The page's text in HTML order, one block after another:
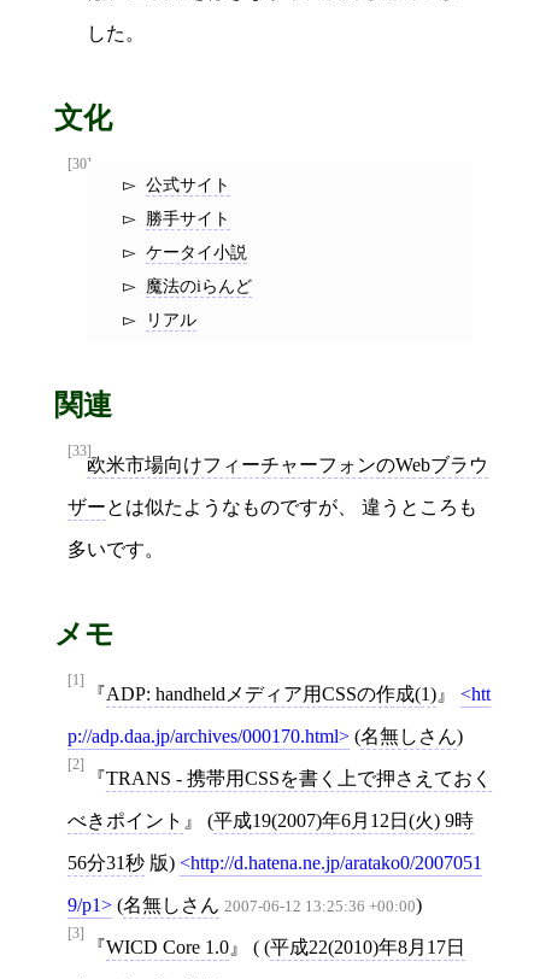
した。
文化
[30]
公式サイト
勝手サイト
ケータイ小説
魔法のiらんど
リアル
関連
[33]
欧米市場向けフィーチャーフォンのWebブラウ
ザーとは似たようなものですが、 違うところも
多いです。
メモ
[1]
ADP: handheldメディア用CSSの作成(1) htt
p://adp.daa.jp/archives/000170.html (名無しさん)
[2]
TRANS - 携帯用CSSを書く上で押さえておく
べきポイント (平成19(2007)年6月12日(火) 9時
56分31秒 版) http://d.hatena.ne.jp/aratako0/2007051
9/p1 (名無しさん 2007-06-12 13:25:36 +00:00)
[3]
WICD Core 1.0 ( (平成22(2010)年8月17日